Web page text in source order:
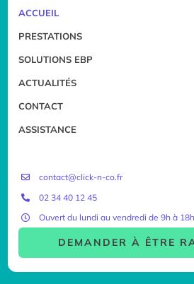
ACCUEIL
PRESTATIONS
SOLUTIONS EBP
ACTUALITÉS
CONTACT
ASSISTANCE
contact@click-n-co.fr
02 34 40 12 45
Ouvert du lundi au vendredi de 9h à 18h
DEMANDER À ÊTRE